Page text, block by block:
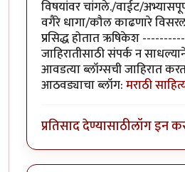
विषयांवर चांगले./वाईट/
वगैरे धागा/कौल काढणारे
प्रसिद्ध होतात ऋषिकेश
जाहिरातीसाठी संपर्क न
आवडत्या ब्लॉग्सची जाहिरात
आठवड्याचा ब्लॉग:मराठी
प्रतिसाद देण्यासाठीलॉग इन